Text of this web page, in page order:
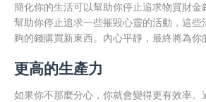
簡化你的生活可以幫助你停止追求物質財
幫助你停止追求一些摧毀心靈的活動，這些
夠的錢購買新東西。內心平靜，最終將為你
更高的生產力
如果你不那麼分心，你就會變得更有效率。